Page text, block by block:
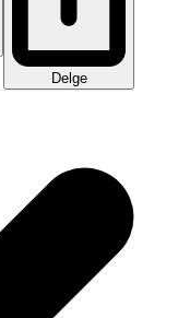
Delge